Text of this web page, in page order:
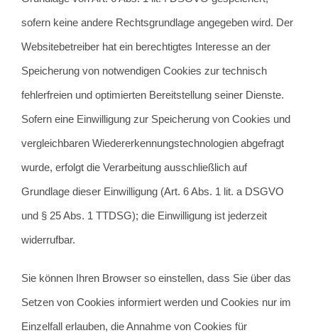
sofern keine andere Rechtsgrundlage angegeben wird. Der
Websitebetreiber hat ein berechtigtes Interesse an der
Speicherung von notwendigen Cookies zur technisch
fehlerfreien und optimierten Bereitstellung seiner Dienste.
Sofern eine Einwilligung zur Speicherung von Cookies und
vergleichbaren Wiedererkennungstechnologien abgefragt
wurde, erfolgt die Verarbeitung ausschließlich auf
Grundlage dieser Einwilligung (Art. 6 Abs. 1 lit. a DSGVO
und § 25 Abs. 1 TTDSG); die Einwilligung ist jederzeit
widerrufbar.
Sie können Ihren Browser so einstellen, dass Sie über das
Setzen von Cookies informiert werden und Cookies nur im
Einzelfall erlauben, die Annahme von Cookies für